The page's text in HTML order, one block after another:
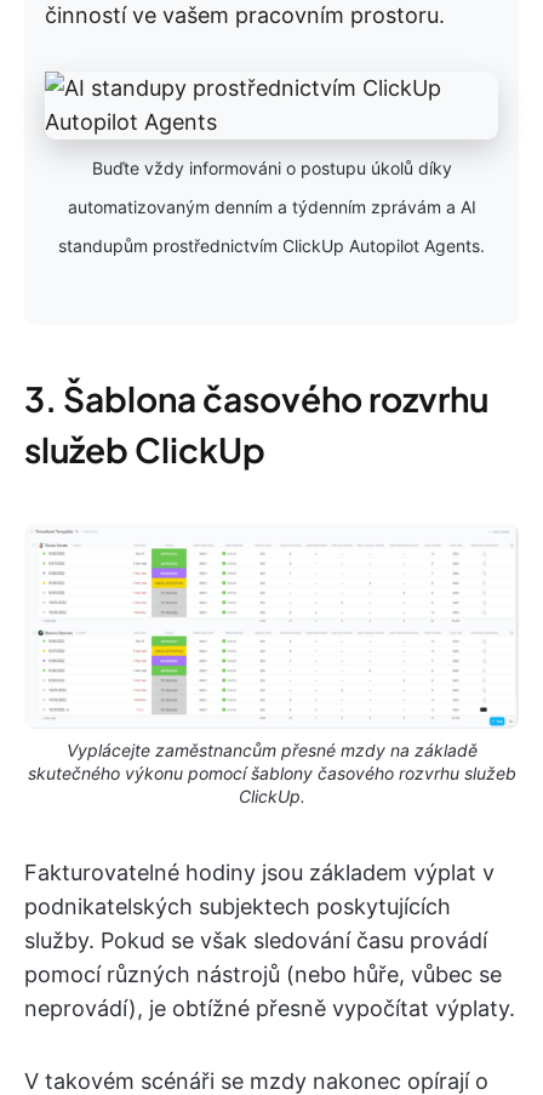
činností ve vašem pracovním prostoru.
Buďte vždy informováni o postupu úkolů díky
automatizovaným denním a týdenním zprávám a AI
standupům prostřednictvím ClickUp Autopilot Agents.
3. Šablona časového rozvrhu
služeb ClickUp
Vyplácejte zaměstnancům přesné mzdy na základě
skutečného výkonu pomocí šablony časového rozvrhu služeb
ClickUp.
Fakturovatelné hodiny jsou základem výplat v
podnikatelských subjektech poskytujících
služby. Pokud se však sledování času provádí
pomocí různých nástrojů (nebo hůře, vůbec se
neprovádí), je obtížné přesně vypočítat výplaty.
V takovém scénáři se mzdy nakonec opírají o